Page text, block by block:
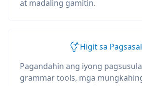
at madaling gamitin.
Higit sa
Pagandahin ang iyong
grammar tools, mga